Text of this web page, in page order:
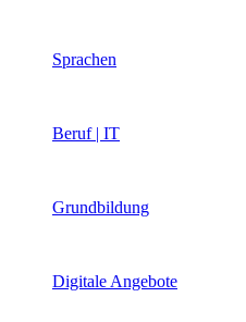
Sprachen
Beruf | IT
Grundbildung
Digitale Angebote